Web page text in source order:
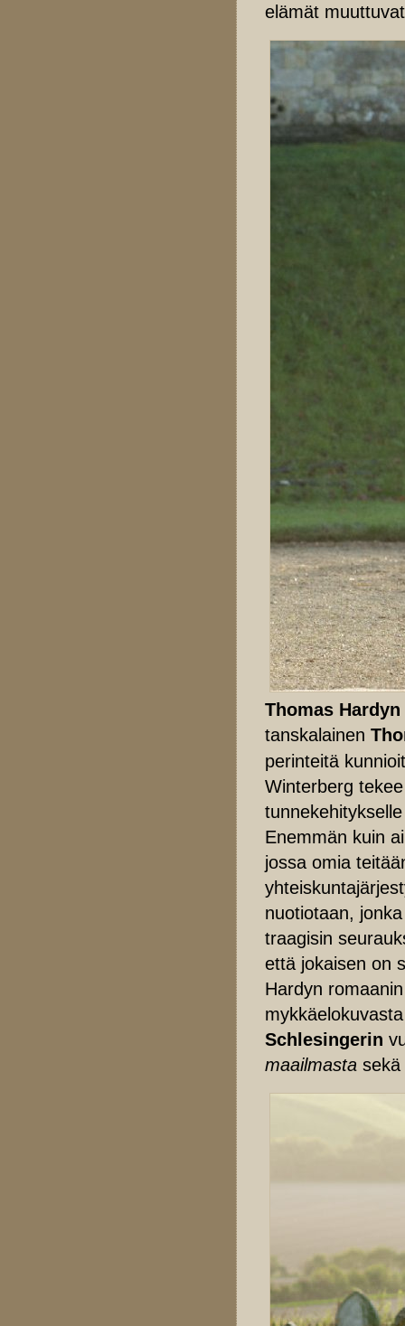
elämät
Thomas Hardyn
tanskalainen
perinteitä
Winterberg
Enemmän kuin
jossa omia
nuotiotaan,
traagisin
että jokaisen on
Hardyn
Schlesingerin
maailmasta sekä